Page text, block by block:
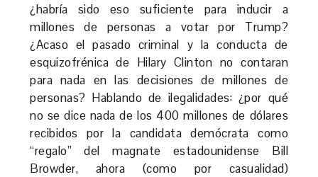
¿habría sido eso suficiente para inducir a
millones de personas a votar por Trump?
¿Acaso el pasado criminal y la conducta de
esquizofrénica de Hilary Clinton no contaran
para nada en las decisiones de millones de
personas? Hablando de ilegalidades: ¿por qué
no se dice nada de los 400 millones de dólares
recibidos por la candidata demócrata como
“regalo” del magnate estadounidense Bill
Browder, ahora (como por casualidad)